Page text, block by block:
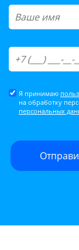
Я принимаю
на обработку
персональных